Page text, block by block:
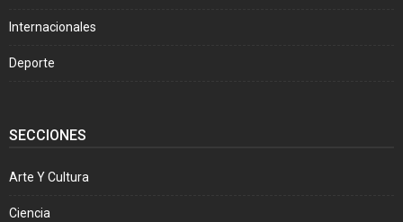
Internacionales
Deporte
SECCIONES
Arte Y Cultura
Ciencia